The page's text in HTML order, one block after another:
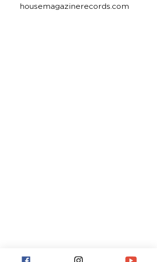
housemagazinerecords.com